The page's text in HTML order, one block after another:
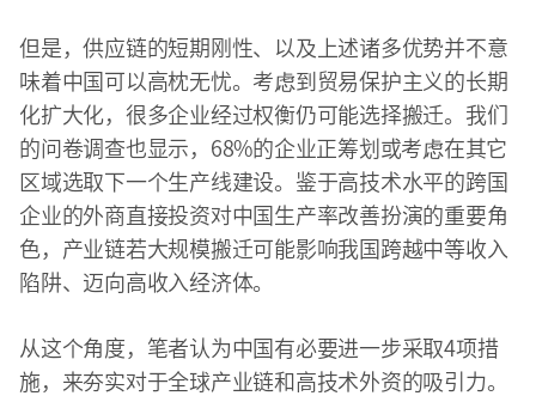
但是，供应链的短期刚性、以及上述诸多优势并不意
味着中国可以高枕无忧。考虑到贸易保护主义的长期
化扩大化，很多企业经过权衡仍可能选择搬迁。我们
的问卷调查也显示，68%的企业正筹划或考虑在其它
区域选取下一个生产线建设。鉴于高技术水平的跨国
企业的外商直接投资对中国生产率改善扮演的重要角
色，产业链若大规模搬迁可能影响我国跨越中等收入
陷阱、迈向高收入经济体。
从这个角度，笔者认为中国有必要进一步采取4项措
施，来夯实对于全球产业链和高技术外资的吸引力。